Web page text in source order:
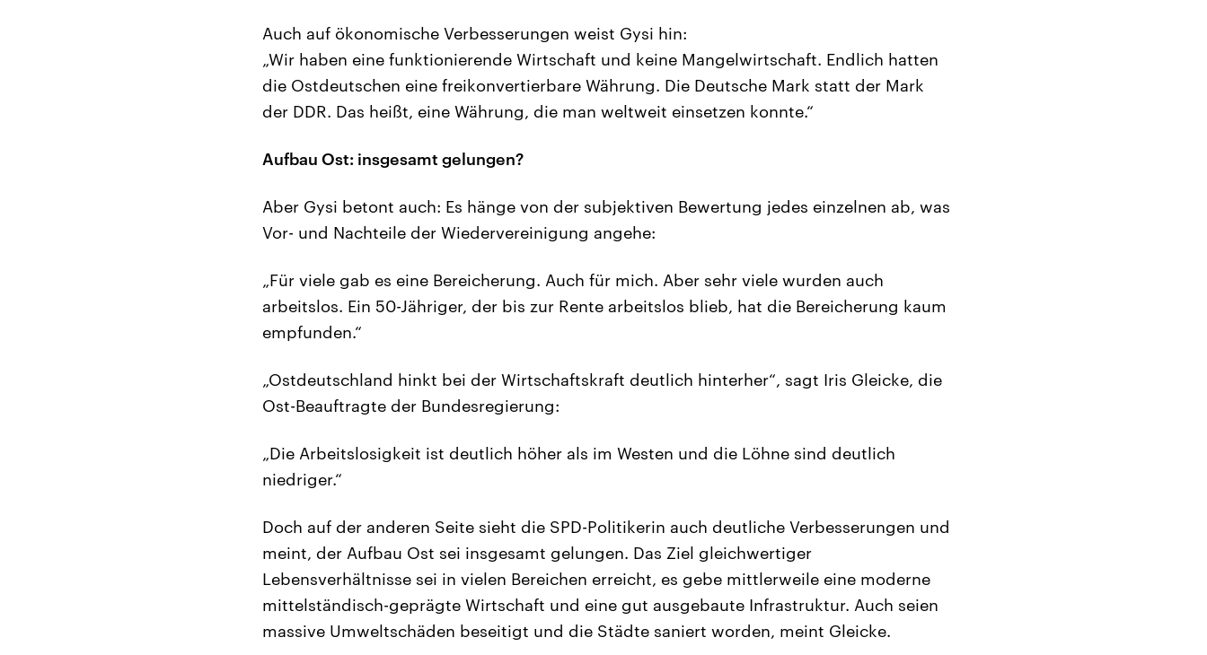
Auch auf ökonomische Verbesserungen weist Gysi hin:
„Wir haben eine funktionierende Wirtschaft und keine Mangelwirtschaft. Endlich hatten
die Ostdeutschen eine freikonvertierbare Währung. Die Deutsche Mark statt der Mark
der DDR. Das heißt, eine Währung, die man weltweit einsetzen konnte.“
Aufbau Ost: insgesamt gelungen?
Aber Gysi betont auch: Es hänge von der subjektiven Bewertung jedes einzelnen ab, was
Vor- und Nachteile der Wiedervereinigung angehe:
„Für viele gab es eine Bereicherung. Auch für mich. Aber sehr viele wurden auch
arbeitslos. Ein 50-Jähriger, der bis zur Rente arbeitslos blieb, hat die Bereicherung kaum
empfunden.“
„Ostdeutschland hinkt bei der Wirtschaftskraft deutlich hinterher“, sagt Iris Gleicke, die
Ost-Beauftragte der Bundesregierung:
„Die Arbeitslosigkeit ist deutlich höher als im Westen und die Löhne sind deutlich
niedriger.“
Doch auf der anderen Seite sieht die SPD-Politikerin auch deutliche Verbesserungen und
meint, der Aufbau Ost sei insgesamt gelungen. Das Ziel gleichwertiger
Lebensverhältnisse sei in vielen Bereichen erreicht, es gebe mittlerweile eine moderne
mittelständisch-geprägte Wirtschaft und eine gut ausgebaute Infrastruktur. Auch seien
massive Umweltschäden beseitigt und die Städte saniert worden, meint Gleicke.